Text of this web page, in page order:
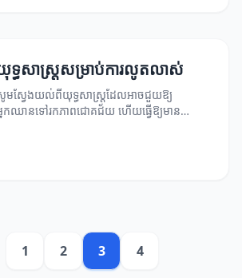
ទ្ធសាស្ត្រសម្រាប់ការលូតលាស់
មស្វែងយល់ពីយុទ្ធសាស្ត្រដែលអាចជួយឱ្យ
កឈានទៅរកភាពជោគជ័យ ហើយធ្វើឱ្យមាន
1 2 3 4